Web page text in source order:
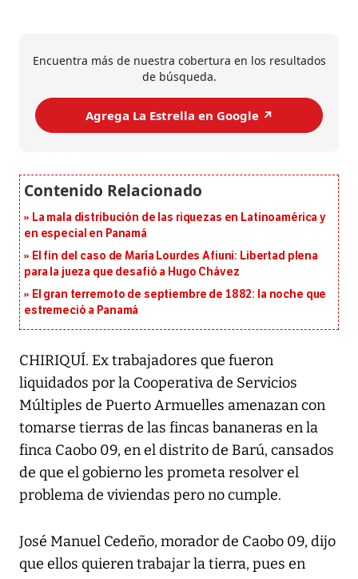
Encuentra más de nuestra cobertura en los resultados
de búsqueda.
Agrega La Estrella en Google ↗️
La mala distribución de las riquezas en Latinoamérica y
en especial en Panamá
El fin del caso de María Lourdes Afiuni: Libertad plena
para la jueza que desafió a Hugo Chávez
El gran terremoto de septiembre de 1882: la noche que
estremeció a Panamá
CHIRIQUÍ. Ex trabajadores que fueron
liquidados por la Cooperativa de Servicios
Múltiples de Puerto Armuelles amenazan con
tomarse tierras de las fincas bananeras en la
finca Caobo 09, en el distrito de Barú, cansados
de que el gobierno les prometa resolver el
problema de viviendas pero no cumple.
José Manuel Cedeño, morador de Caobo 09, dijo
que ellos quieren trabajar la tierra, pues en